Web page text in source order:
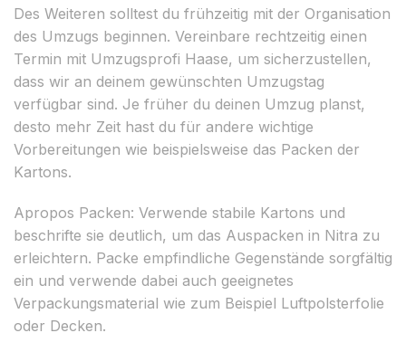
Des Weiteren solltest du frühzeitig mit der Organisation
des Umzugs beginnen. Vereinbare rechtzeitig einen
Termin mit Umzugsprofi Haase, um sicherzustellen,
dass wir an deinem gewünschten Umzugstag
verfügbar sind. Je früher du deinen Umzug planst,
desto mehr Zeit hast du für andere wichtige
Vorbereitungen wie beispielsweise das Packen der
Kartons.
Apropos Packen: Verwende stabile Kartons und
beschrifte sie deutlich, um das Auspacken in Nitra zu
erleichtern. Packe empfindliche Gegenstände sorgfältig
ein und verwende dabei auch geeignetes
Verpackungsmaterial wie zum Beispiel Luftpolsterfolie
oder Decken.